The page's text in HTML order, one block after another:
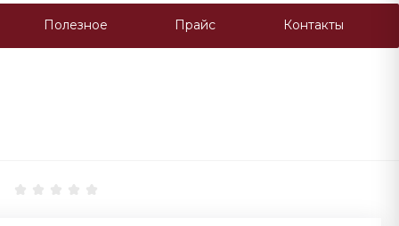
Полезное Прайс Контакты